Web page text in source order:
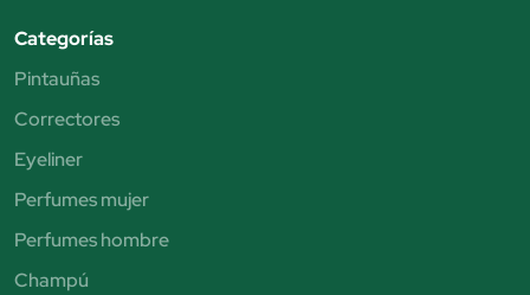
Categorías
Pintauñas
Correctores
Eyeliner
Perfumes mujer
Perfumes hombre
Champú